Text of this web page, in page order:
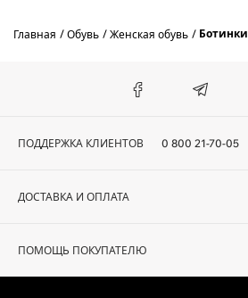
Главная Обувь Женская обувь Ботинки
ПОДДЕРЖКА КЛИЕНТОВ 0 800 21-70-05
ДОСТАВКА И ОПЛАТА
ПОМОЩЬ ПОКУПАТЕЛЮ